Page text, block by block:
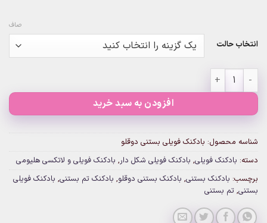
انتخاب حالت
صاف
بادکنک فویلی بستنی دوقلو عدد
افزودن به سبد خرید
شناسه محصول: بادکنک فویلی بستنی دوقلو
دسته: بادکنک فویلی, بادکنک فویلی شکل دار, بادکنک فویلی و لاتکسی هلیومی
برچسب: بادکنک بستنی, بادکنک بستنی دوقلو, بادکنک تم بستنی, بادکنک فویلی
بستنی, تم بستنی